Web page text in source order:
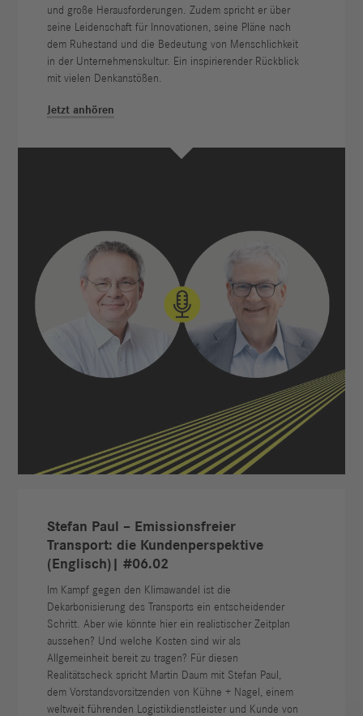
und große Herausforderungen. Zudem spricht er über
seine Leidenschaft für Innovationen, seine Pläne nach
dem Ruhestand und die Bedeutung von Menschlichkeit
in der Unternehmenskultur. Ein inspirierender Rückblick
mit vielen Denkanstößen.
Jetzt anhören
Stefan Paul – Emissionsfreier
Transport: die Kundenperspektive
(Englisch)| #06.02
Im Kampf gegen den Klimawandel ist die
Dekarbonisierung des Transports ein entscheidender
Schritt. Aber wie könnte hier ein realistischer Zeitplan
aussehen? Und welche Kosten sind wir als
Allgemeinheit bereit zu tragen? Für diesen
Realitätscheck spricht Martin Daum mit Stefan Paul,
dem Vorstandsvorsitzenden von Kühne + Nagel, einem
weltweit führenden Logistikdienstleister und Kunde von